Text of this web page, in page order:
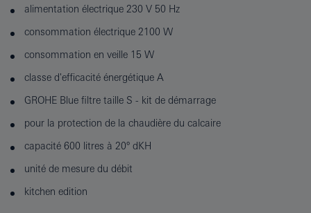
alimentation électrique 230 V 50 Hz
consommation électrique 2100 W
consommation en veille 15 W
classe d'efficacité énergétique A
GROHE Blue filtre taille S - kit de démarrage
pour la protection de la chaudière du calcaire
capacité 600 litres à 20° dKH
unité de mesure du débit
kitchen edition